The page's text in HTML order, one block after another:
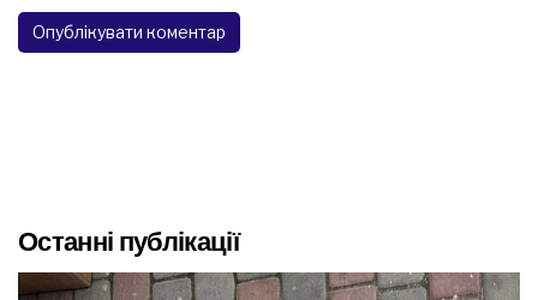
Останні публікації